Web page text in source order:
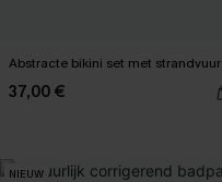
Abstracte bikini set met strandvuur
37,00 €
NIEUW